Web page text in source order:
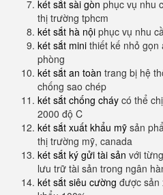
két sắt sài gòn phục vụ nhu
thị trường tphcm
két sắt hà nội phục vụ nhu
két sắt mini thiết kế nhỏ gọn
phòng
két sắt an toàn trang bị hệ
chống sao chép
két sắt chống cháy có thể
2000 độ C
két sắt xuất khẩu mỹ sản
thị trường mỹ, canada
két sắt ký gửi tài sản với
lưu trữ tài sản trong ngân
két sắt siêu cường được sản